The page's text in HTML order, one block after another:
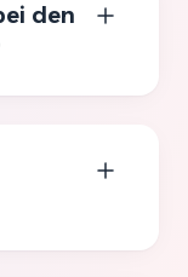
den